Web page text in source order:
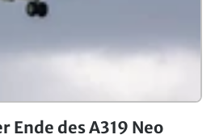
Ende des A319 Neo